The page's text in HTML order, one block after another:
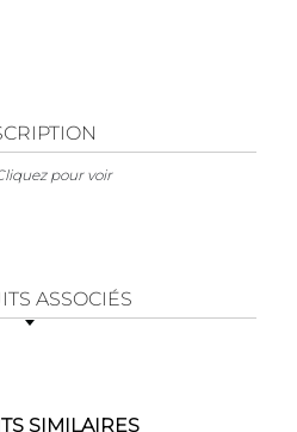
pour voir
ASSOCIÉS
SIMILAIRES